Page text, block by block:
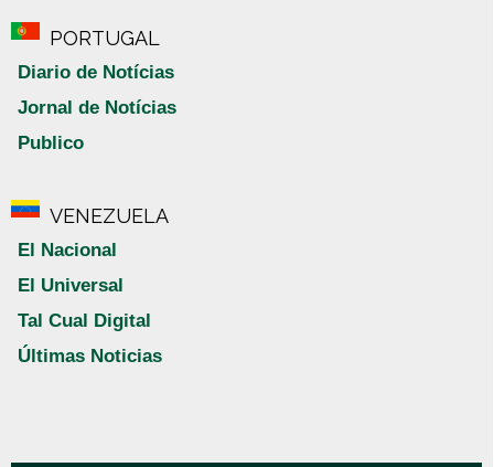
PORTUGAL
Diario de Notícias
Jornal de Notícias
Publico
VENEZUELA
El Nacional
El Universal
Tal Cual Digital
Últimas Noticias